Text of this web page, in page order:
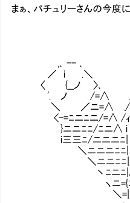
まぁ、パチュリーさんの今度に
/ _
/( _/
,､ -- ､ ,､>-
／ i .＼ ／
〈 {__ノ 〉
'. ノ /=∧ ./ / i
＼ ／ニ=∧ ./ _/
<-=ﾆニﾆニ/=∧ /
}ニニﾆﾆ/ﾆニ∧ i /Ｔ
i三三ﾆ/ニニニﾆ| l ､
＼ニニニﾆﾆ| / 乂
＼ニニﾆﾆ| ≧s｡
丶ﾆニﾆ|/ニ／::. ::.
ヽニ={ﾆﾆ{::. ::. ::.
＼=|ニニﾆｒ＝＝